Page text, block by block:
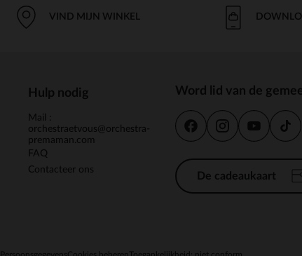
VIND MIJN WINKEL
Hulp nodig
Mail :
orchestraetvous@orchestra-
premaman.com
FAQ
Contacteer ons
Word lid van de
De cadeaukaart